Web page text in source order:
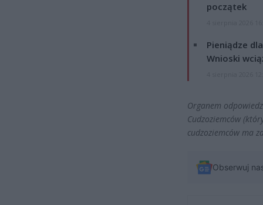
początek
Pieniądze
Wnioski
Organem
Cudzoziemców
cudzoziemców ma
Obserwuj